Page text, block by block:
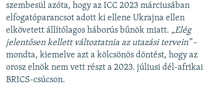
szembesül azóta, hogy az ICC 2023 márciusában
elfogatóparancsot adott ki ellene Ukrajna ellen
elkövetett állítólagos háborús bűnök miatt. „Elég
jelentősen kellett változtatnia az utazási tervein”–
mondta, kiemelve azt a kölcsönös döntést, hogy az
orosz elnök nem vett részt a 2023. júliusi dél-afrikai
BRICS-csúcson.